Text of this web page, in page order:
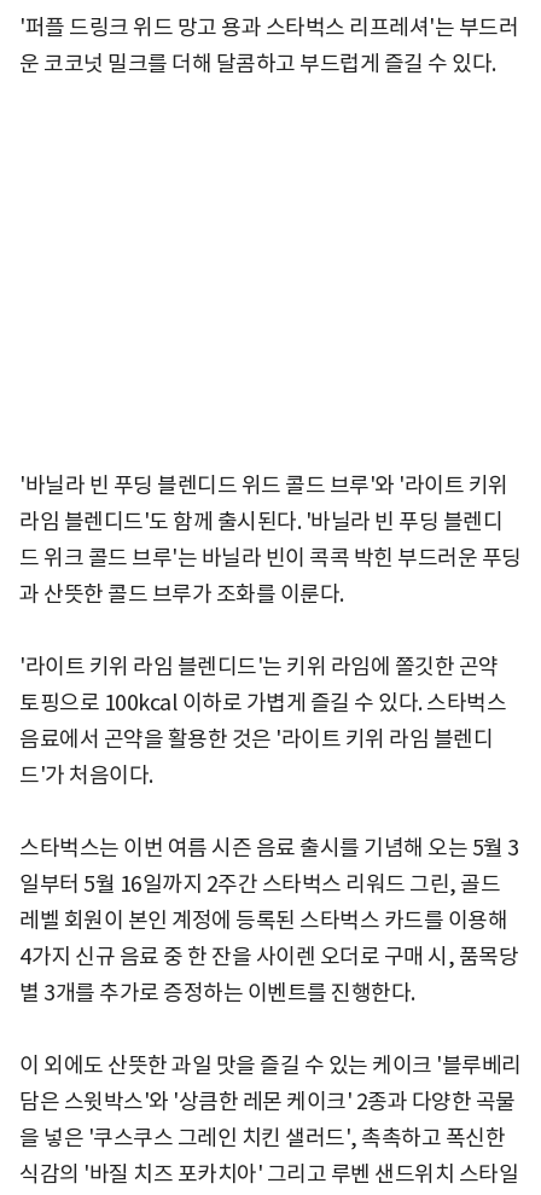
'퍼플 드링크 위드 망고 용과 스타벅스 리프레셔'는 부드러
운 코코넛 밀크를 더해 달콤하고 부드럽게 즐길 수 있다.
'바닐라 빈 푸딩 블렌디드 위드 콜드 브루'와 '라이트 키위
라임 블렌디드'도 함께 출시된다. '바닐라 빈 푸딩 블렌디
드 위크 콜드 브루'는 바닐라 빈이 콕콕 박힌 부드러운 푸딩
과 산뜻한 콜드 브루가 조화를 이룬다.
'라이트 키위 라임 블렌디드'는 키위 라임에 쫄깃한 곤약
토핑으로 100kcal 이하로 가볍게 즐길 수 있다. 스타벅스
음료에서 곤약을 활용한 것은 '라이트 키위 라임 블렌디
드'가 처음이다.
스타벅스는 이번 여름 시즌 음료 출시를 기념해 오는 5월 3
일부터 5월 16일까지 2주간 스타벅스 리워드 그린, 골드
레벨 회원이 본인 계정에 등록된 스타벅스 카드를 이용해
4가지 신규 음료 중 한 잔을 사이렌 오더로 구매 시, 품목당
별 3개를 추가로 증정하는 이벤트를 진행한다.
이 외에도 산뜻한 과일 맛을 즐길 수 있는 케이크 '블루베리
담은 스윗박스'와 '상큼한 레몬 케이크' 2종과 다양한 곡물
을 넣은 '쿠스쿠스 그레인 치킨 샐러드', 촉촉하고 폭신한
식감의 '바질 치즈 포카치아' 그리고 루벤 샌드위치 스타일